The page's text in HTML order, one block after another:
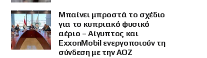
Μπαίνει μπροστά το σχέδιο
για το κυπριακό φυσικό
αέριο – Αίγυπτος και
ExxonMobil ενεργοποιούν τη
σύνδεση με την ΑΟΖ